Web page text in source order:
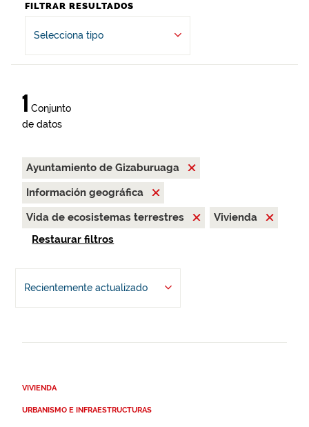
FILTRAR RESULTADOS
Selecciona tipo
1 Conjunto
de datos
Ayuntamiento de Gizaburuaga
Información geográfica
Vida de ecosistemas terrestres
Vivienda
Restaurar filtros
Recientemente actualizado
VIVIENDA
URBANISMO E INFRAESTRUCTURAS